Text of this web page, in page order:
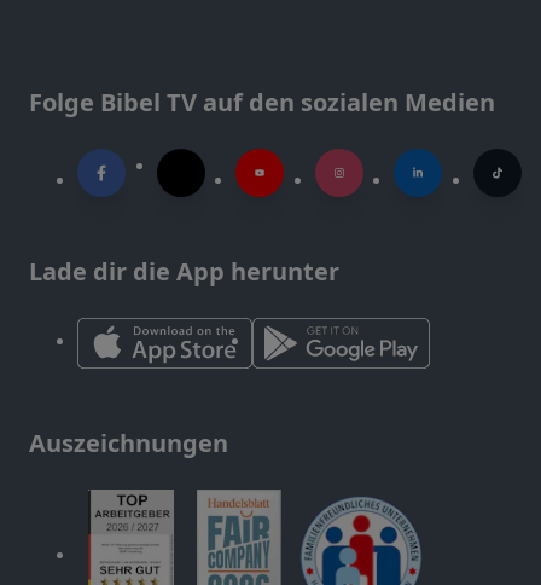
Folge Bibel TV auf den sozialen Medien
Lade dir die App herunter
Auszeichnungen